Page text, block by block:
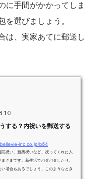
に手間がかかってしま
を選びましょう。
は、実家あてに郵送し
する？内祝いを郵送する
inc.co.jp/b64
祝い、新築祝いなど、祝ってくれた人
ざまです。新生活でバタバタしたり、
場合もあるでしょう。このようなとき